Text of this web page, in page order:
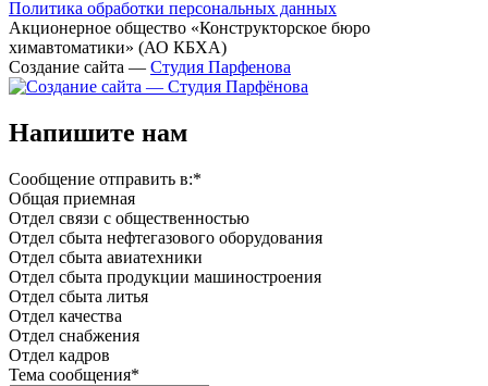
Политика обработки персональных данных
Акционерное общество «Конструкторское бюро
химавтоматики» (АО КБХА)
Создание сайта — Студия Парфенова
Напишите нам
Сообщение отправить в:*
Общая приемная
Отдел связи с общественностью
Oтдел сбыта нефтегазового оборудования
Отдел сбыта авиатехники
Отдел сбыта продукции машиностроения
Отдел сбыта литья
Отдел качества
Oтдел снабжения
Отдел кадров
Тема сообщения*